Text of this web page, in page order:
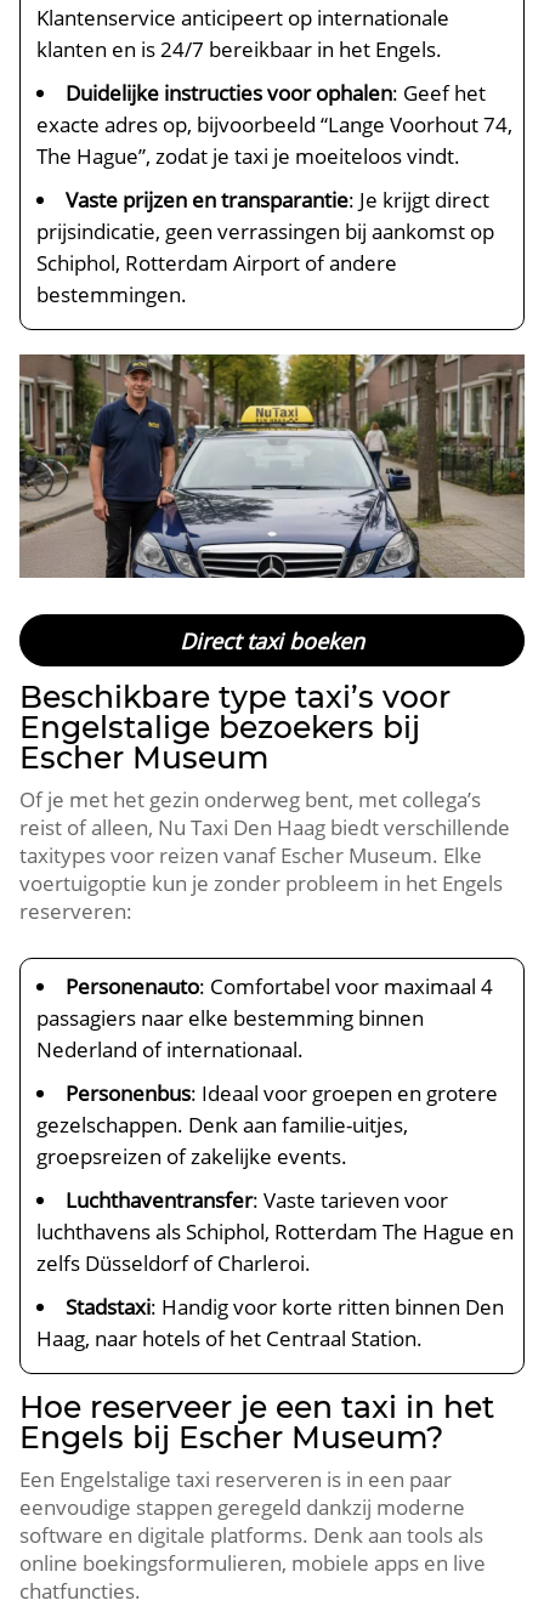
Klantenservice anticipeert op internationale
klanten en is 24/7 bereikbaar in het Engels.
Duidelijke instructies voor ophalen: Geef het
exacte adres op, bijvoorbeeld “Lange Voorhout 74,
The Hague”, zodat je taxi je moeiteloos vindt.
Vaste prijzen en transparantie: Je krijgt direct
prijsindicatie, geen verrassingen bij aankomst op
Schiphol, Rotterdam Airport of andere
bestemmingen.
Direct taxi boeken
Beschikbare type taxi’s voor
Engelstalige bezoekers bij
Escher Museum
Of je met het gezin onderweg bent, met collega’s
reist of alleen, Nu Taxi Den Haag biedt verschillende
taxitypes voor reizen vanaf Escher Museum. Elke
voertuigoptie kun je zonder probleem in het Engels
reserveren:
Personenauto: Comfortabel voor maximaal 4
passagiers naar elke bestemming binnen
Nederland of internationaal.
Personenbus: Ideaal voor groepen en grotere
gezelschappen. Denk aan familie-uitjes,
groepsreizen of zakelijke events.
Luchthaventransfer: Vaste tarieven voor
luchthavens als Schiphol, Rotterdam The Hague en
zelfs Düsseldorf of Charleroi.
Stadstaxi: Handig voor korte ritten binnen Den
Haag, naar hotels of het Centraal Station.
Hoe reserveer je een taxi in het
Engels bij Escher Museum?
Een Engelstalige taxi reserveren is in een paar
eenvoudige stappen geregeld dankzij moderne
software en digitale platforms. Denk aan tools als
online boekingsformulieren, mobiele apps en live
chatfuncties.